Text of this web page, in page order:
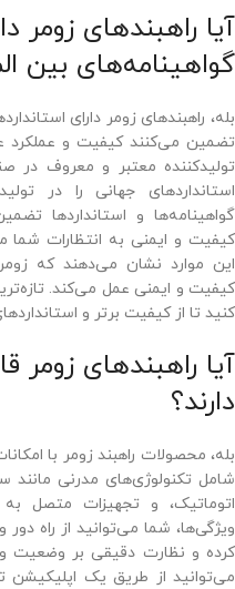
آیا راهبندهای زومر
گواهینامه‌های بین
بله، راهبندهای زومر دارای
تضمین می‌کنند کیفیت و عملکرد
تولیدکننده معتبر و معروف در
استانداردهای جهانی را در
گواهینامه‌ها و استانداردها
کیفیت و ایمنی به انتظارات
این موارد نشان می‌دهند که
کیفیت و ایمنی عمل می‌کند.
کنید تا از کیفیت برتر و
آیا راهبندهای
دارند؟
بله، محصولات راهبند زومر با
شامل تکنولوژی‌های مدرنی مانند
اتوماتیک، و تجهیزات متصل
ویژگی‌ها، شما می‌توانید از راه
کرده و نظارت دقیقی بر وضعیت
می‌توانید از طریق یک اپلیکیشن